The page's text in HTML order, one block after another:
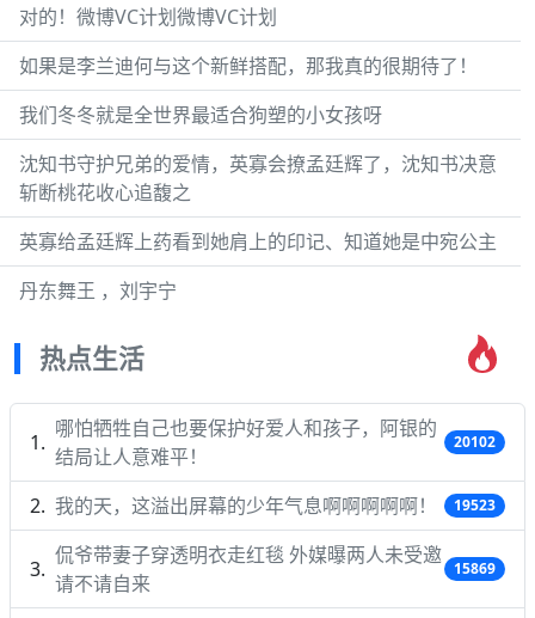
对的！微博VC计划微博VC计划
如果是李兰迪何与这个新鲜搭配，那我真的很期待了！
我们冬冬就是全世界最适合狗塑的小女孩呀
沈知书守护兄弟的爱情，英寡会撩孟廷辉了，沈知书决意
斩断桃花收心追馥之
英寡给孟廷辉上药看到她肩上的印记、知道她是中宛公主
丹东舞王 ，刘宇宁
热点生活
哪怕牺牲自己也要保护好爱人和孩子，阿银的
结局让人意难平！
20102
我的天，这溢出屏幕的少年气息啊啊啊啊啊！ 19523
侃爷带妻子穿透明衣走红毯 外媒曝两人未受邀
请不请自来
15869